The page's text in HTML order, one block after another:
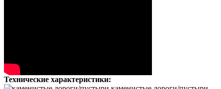
Технические характеристики: